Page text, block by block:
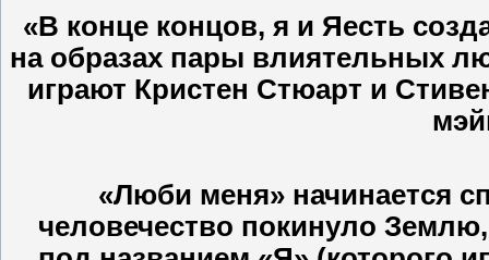
«В конце концов, я и Яесть
на образах пары влиятельных
играют Кристен Стюарт и
«Люби меня» начинается
человечество покинуло